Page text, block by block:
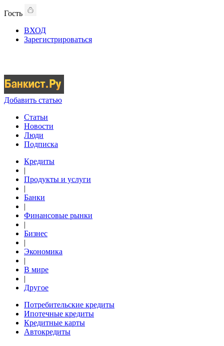
Гость
ВХОД
Зарегистрироваться
Добавить статью
Статьи
Новости
Люди
Подписка
Кредиты
|
Продукты и услуги
|
Банки
|
Финансовые рынки
|
Бизнес
|
Экономика
|
В мире
|
Другое
Потребительские кредиты
Ипотечные кредиты
Кредитные карты
Автокредиты